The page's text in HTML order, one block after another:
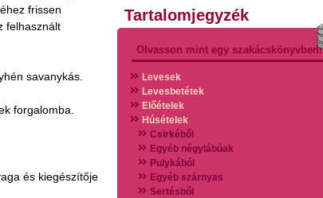
frissen
felhasznált
savanykás.
forgalomba.
és kiegészítője
Tartalomjegyzék
Olvasson mint egy szakácskönyvben!
Levesek
Levesbetétek
Előételek
Húsételek
Csirkéből
Egyéb négylábúak
Pulykából
Egyéb szárnyas
Sertésből